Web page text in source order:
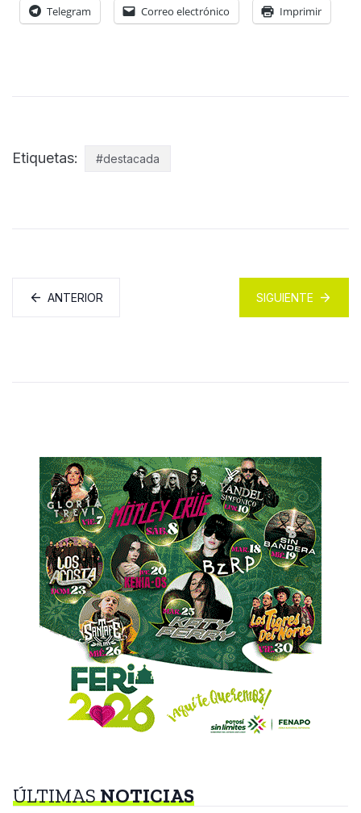
Telegram Correo electrónico Imprimir
Etiquetas: #destacada
ANTERIOR SIGUIENTE
ÚLTIMASNOTICIAS